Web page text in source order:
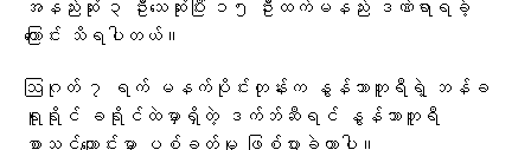
အနည်းဆုံး ၃ ဦးသေဆုံးပြီး ၁၅ ဦးထက်မနည်း ဒဏ်ရာရခဲ့
ကြောင်း သိရပါတယ်။
ဩဂုတ် ၇ ရက် မနက်ပိုင်းတုန်းက နွန်သာဘူရီရဲ့ ဘန်ခ
ရူရိုင် ခရိုင်ထဲမှာရှိတဲ့ ဒက်ဘ်ဆီရင် နွန်သာဘူရီ